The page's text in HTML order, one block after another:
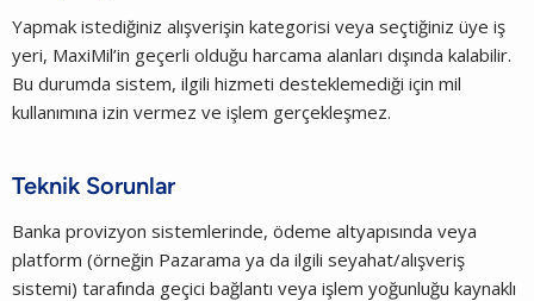
Yapmak istediğiniz alışverişin kategorisi veya seçtiğiniz üye iş
yeri, MaxiMil’in geçerli olduğu harcama alanları dışında kalabilir.
Bu durumda sistem, ilgili hizmeti desteklemediği için mil
kullanımına izin vermez ve işlem gerçekleşmez.
Teknik Sorunlar
Banka provizyon sistemlerinde, ödeme altyapısında veya
platform (örneğin Pazarama ya da ilgili seyahat/alışveriş
sistemi) tarafında geçici bağlantı veya işlem yoğunluğu kaynaklı